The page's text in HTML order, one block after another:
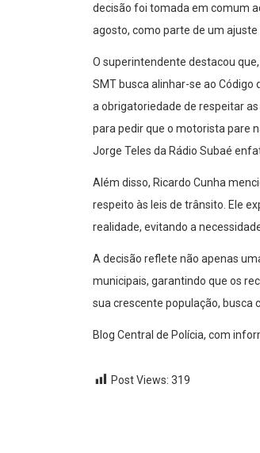
decisão foi tomada em comum
agosto, como parte de um
O superintendente destacou
SMT busca alinhar-se ao
a obrigatoriedade de respeitar
para pedir que o motorista pare
Jorge Teles da Rádio Subaé
Além disso, Ricardo Cunha
respeito às leis de trânsito. Ele
realidade, evitando a
A decisão reflete não apenas
municipais, garantindo que os
sua crescente população, busca
Blog Central de Polícia, com
Post Views: 319